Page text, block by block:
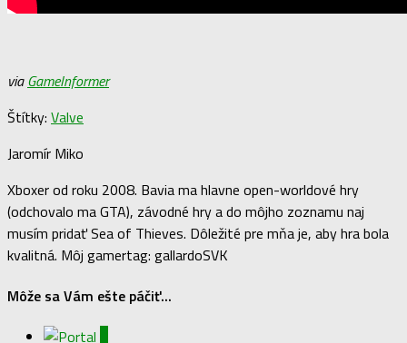
viaGameInformer
Štítky: Valve
Jaromír Miko
Xboxer od roku 2008. Bavia ma hlavne open-worldové hry
(odchovalo ma GTA), závodné hry a do môjho zoznamu naj
musím pridať Sea of Thieves. Dôležité pre mňa je, aby hra bola
kvalitná. Môj gamertag: gallardoSVK
Môže sa Vám ešte páčiť...